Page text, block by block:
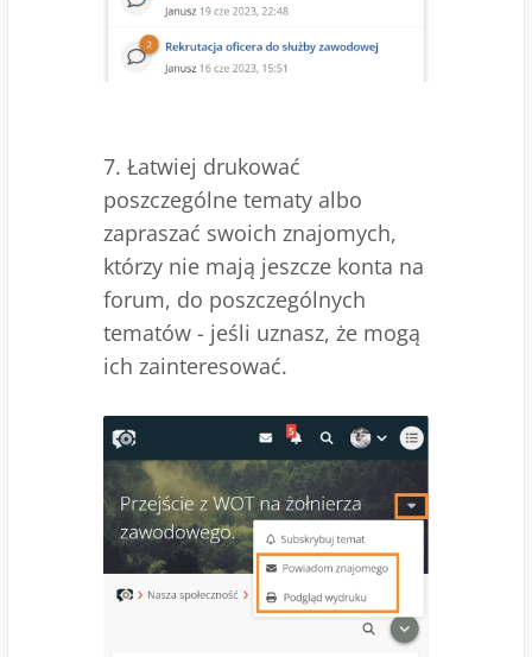
7. Łatwiej drukować
poszczególne tematy albo
zapraszać swoich znajomych,
którzy nie mają jeszcze konta na
forum, do poszczególnych
tematów - jeśli uznasz, że mogą
ich zainteresować.